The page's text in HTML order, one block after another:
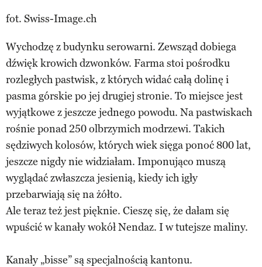
fot. Swiss-Image.ch
Wychodzę z budynku serowarni. Zewsząd dobiega
dźwięk krowich dzwonków. Farma stoi pośrodku
rozległych pastwisk, z których widać całą dolinę i
pasma górskie po jej drugiej stronie. To miejsce jest
wyjątkowe z jeszcze jednego powodu. Na pastwiskach
rośnie ponad 250 olbrzymich modrzewi. Takich
sędziwych kolosów, których wiek sięga ponoć 800 lat,
jeszcze nigdy nie widziałam. Imponująco muszą
wyglądać zwłaszcza jesienią, kiedy ich igły
przebarwiają się na żółto.
Ale teraz też jest pięknie. Cieszę się, że dałam się
wpuścić w kanały wokół Nendaz. I w tutejsze maliny.
Kanały „bisse” są specjalnością kantonu.